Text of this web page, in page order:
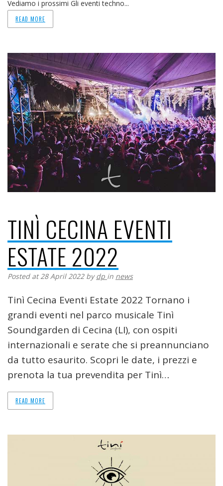
Vediamo i prossimi Gli eventi techno...
READ MORE
TINÌ CECINA EVENTI
ESTATE 2022
Posted at 28 April 2022 bydp in news
Tinì Cecina Eventi Estate 2022 Tornano i
grandi eventi nel parco musicale Tinì
Soundgarden di Cecina (LI), con ospiti
internazionali e serate che si preannunciano
da tutto esaurito. Scopri le date, i prezzi e
prenota la tua prevendita per Tinì…
READ MORE